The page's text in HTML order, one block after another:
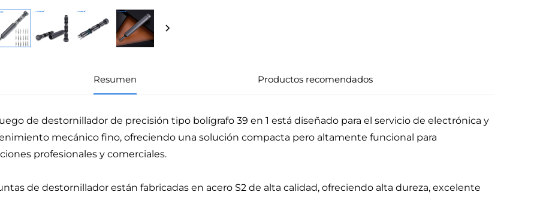
Resumen Productos recomendados
de destornillador de precisión tipo bolígrafo 39 en 1 está diseñado para el servicio de electrónica y
mecánico fino, ofreciendo una solución compacta pero altamente funcional para
profesionales y comerciales.
de destornillador están fabricadas en acero S2 de alta calidad, ofreciendo alta dureza, excelente